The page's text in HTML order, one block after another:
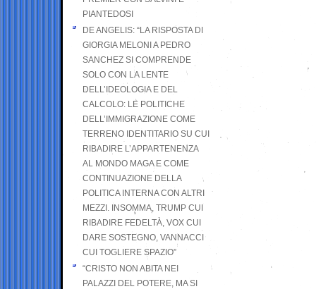
PIANTEDOSI
DE ANGELIS: “LA RISPOSTA DI
GIORGIA MELONI A PEDRO
SANCHEZ SI COMPRENDE
SOLO CON LA LENTE
DELL’IDEOLOGIA E DEL
CALCOLO: LE POLITICHE
DELL’IMMIGRAZIONE COME
TERRENO IDENTITARIO SU CUI
RIBADIRE L’APPARTENENZA
AL MONDO MAGA E COME
CONTINUAZIONE DELLA
POLITICA INTERNA CON ALTRI
MEZZI. INSOMMA, TRUMP CUI
RIBADIRE FEDELTÀ, VOX CUI
DARE SOSTEGNO, VANNACCI
CUI TOGLIERE SPAZIO”
“CRISTO NON ABITA NEI
PALAZZI DEL POTERE, MA SI